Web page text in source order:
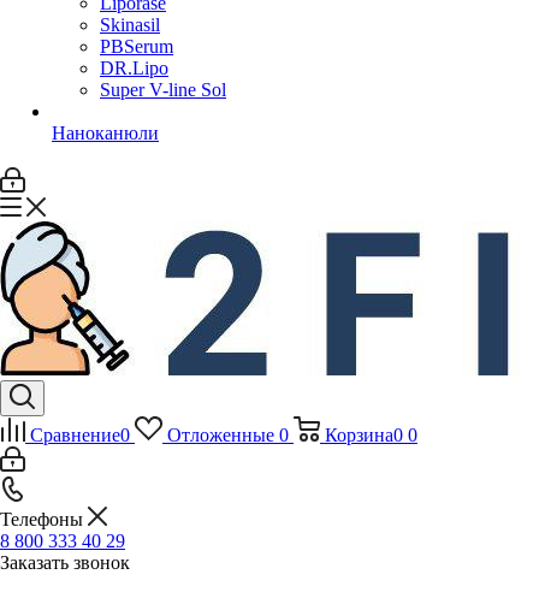
Skinasil
PBSerum
DR.Lipo
Super V-line Sol
Наноканюли
Сравнение0 Отложенные 0 Корзина0 0
Телефоны
8 800 333 40 29
Заказать звонок